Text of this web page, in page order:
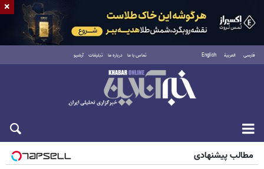
فارسی العربية English تماس با ما درباره ما تبلیغات آرشیو
پنجشنبه ۱۵ مرداد ۱۴۰۵
مطالب پیشنهادی
×